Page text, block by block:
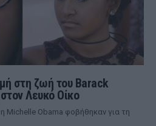
στη ζωή του Barack
Λευκό Οίκο
Michelle Obama φοβήθηκαν για τη